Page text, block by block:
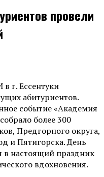
провели
г. Ессентуки
абитуриентов.
событие «Академия
более 300
Предгорного округа,
и Пятигорска. День
в настоящий праздник
вдохновения.